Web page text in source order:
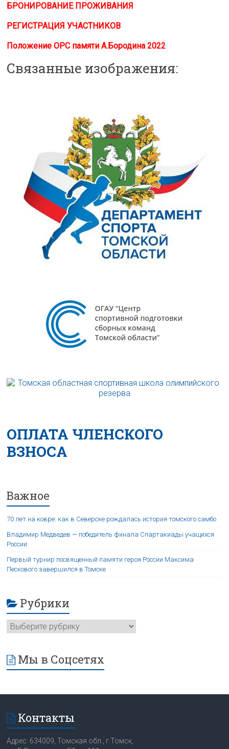
БРОНИРОВАНИЕ ПРОЖИВАНИЯ
РЕГИСТРАЦИЯ УЧАСТНИКОВ
Положение ОРС памяти А.Бородина 2022
Связанные изображения:
ОПЛАТА ЧЛЕНСКОГО
ВЗНОСА
Важное
70 лет на ковре: как в Северске рождалась история томского самбо
Владимир Медведев — победитель финала Спартакиады учащихся
России
Первый турнир посвященный памяти героя России Максима
Пескового завершился в Томске
Рубрики
Мы в Соцсетях
Контакты
Адрес: 634009, Томская обл., г.Томск,